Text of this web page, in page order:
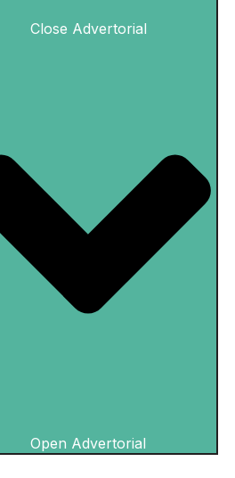
Close Advertorial
Open Advertorial